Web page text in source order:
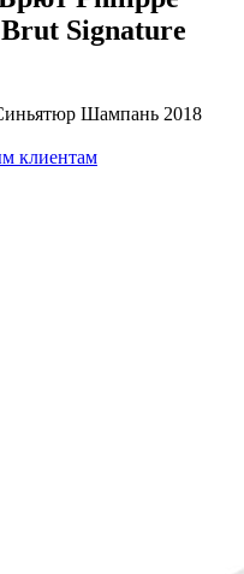
Signature
Шампань 2018
клиентам